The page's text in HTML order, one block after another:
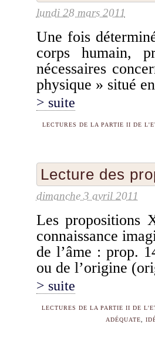
lundi 28 mars 2011
Une fois
corps humain,
nécessaires
physique » situé
> suite
LECTURES DE LA PARTIE II DE
Lecture des
dimanche 3 avril 2011
Les propositions
connaissance
de l’âme : prop.
ou de l’origine
> suite
LECTURES DE LA PARTIE II DE
ADÉQUATE